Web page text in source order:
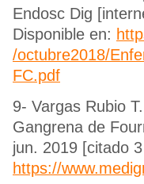
Endosc Dig
Disponible en:
/octubre2018/
FC.pdf
9- Vargas Rubio
Gangrena de
jun. 2019 [citado
https://